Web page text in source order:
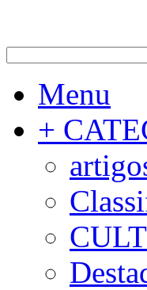
Menu
+